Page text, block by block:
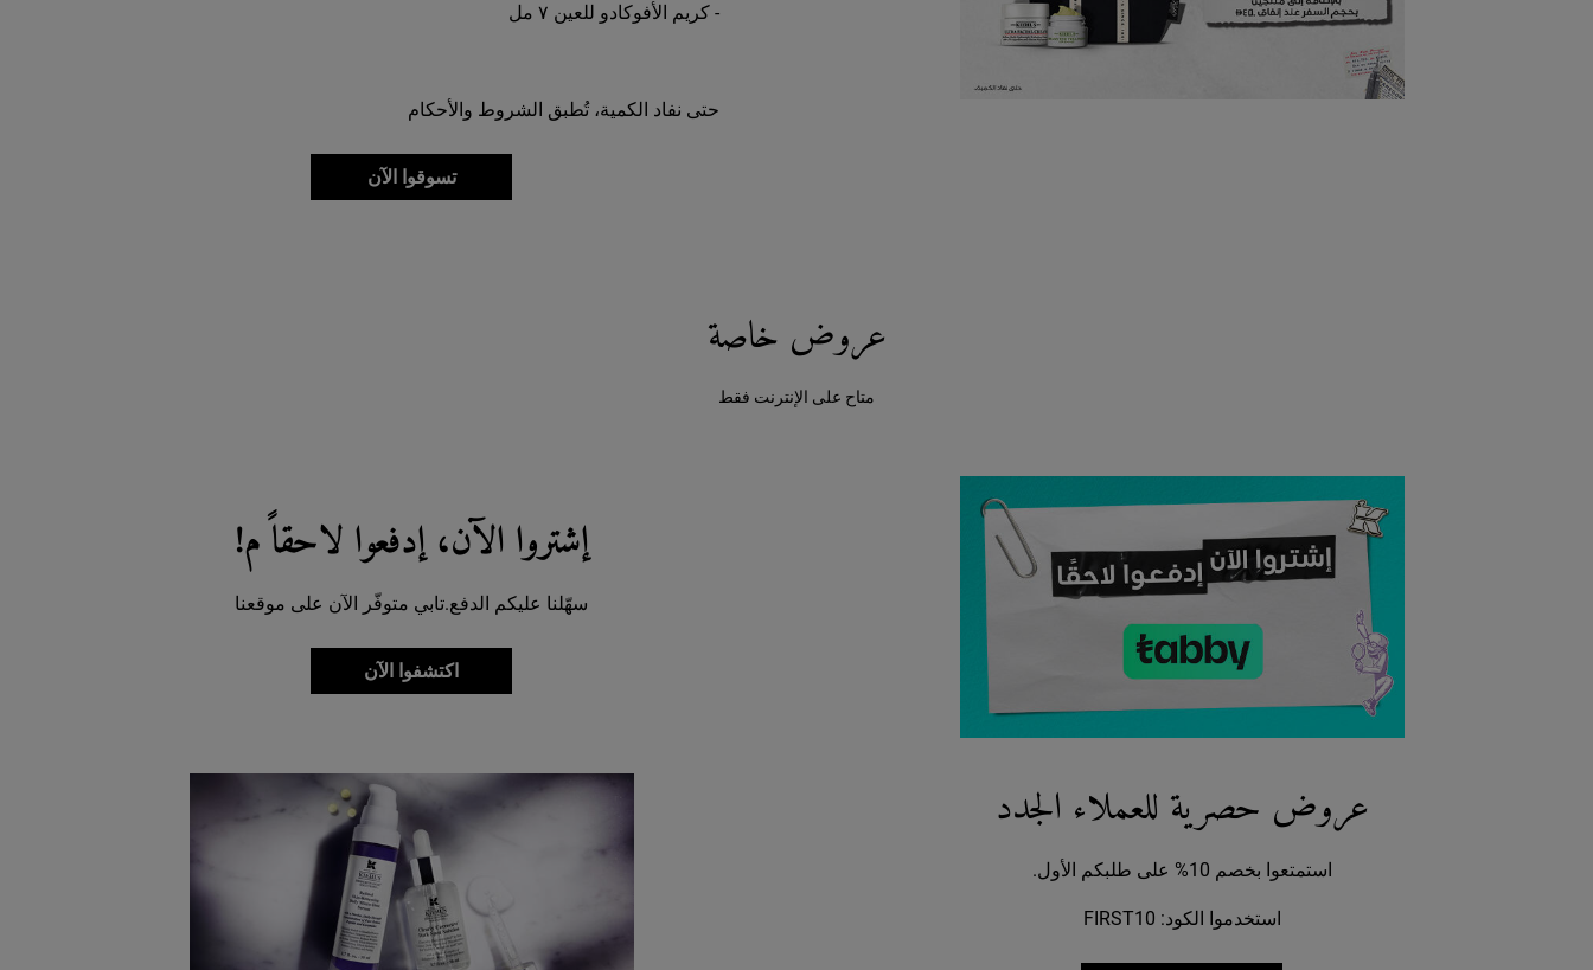
- كريم الأفوكادو للعين ٧ مل
حتى نفاد الكمية، تُطبق الشروط والأحكام
تسوقوا الآن
عروض خاصة
متاح على الإنترنت فقط
إشتروا الآن، إدفعوا لاحقاً م!
سهّلنا عليكم الدفع.تابي متوفّر الآن على موقعنا
اكتشفوا الآن
عروض حصرية للعملاء الجدد
استمتعوا بخصم 10% على طلبكم الأول.
استخدموا الكود: FIRST10